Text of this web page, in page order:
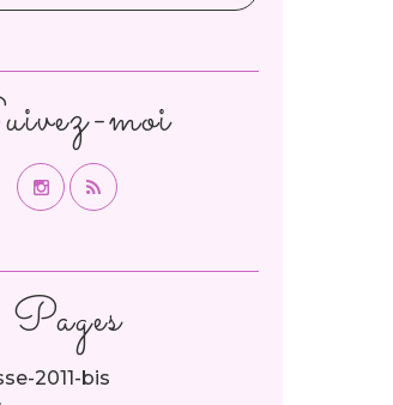
Pages
2011-bis
moi